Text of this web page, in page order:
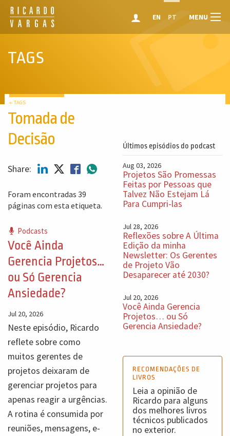
EN PT MENU
TAGS
← TAGS
Tomada de
Decisão
Share:
Foram encontradas 39
páginas com esta etiqueta.
Podcasts
Você Ainda
Gerencia Projetos…
ou Só Gerencia
Ansiedade?
Jul 20, 2026
Neste episódio, Ricardo
reflete sobre como
muitos gerentes de
projetos deixaram de
gerenciar projetos para
apenas reagir a urgências.
A rotina é consumida por
reuniões, mensagens, e-
Últimos episódios do podcast
Aug 03, 2026
Projetos São Promessas
Feitas por Pessoas que
Talvez Não Estejam Lá
Para Cumpri-las
Jul 28, 2026
Reflexões sobre A Última
Edição da minha
Newsletter: Os Gerentes
de Projeto Vão
Desaparecer até 2030?
Jul 20, 2026
Você Ainda Gerencia
Projetos… ou Só
Gerencia Ansiedade?
RECOMENDAÇÕES DE
LIVROS
Leia a opinião de
Ricardo para alguns
dos melhores livros
técnicos publicados
no exterior.